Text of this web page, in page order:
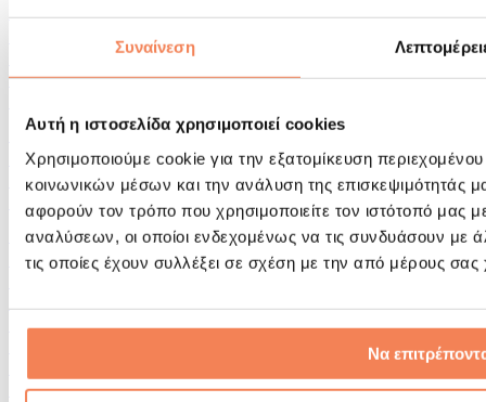
Συναίνεση
Αυτή η ιστοσελίδα χρησιμοποιεί cookies
Χρησιμοποιούμε cookie για την εξατομίκευση
κοινωνικών μέσων και την ανάλυση της επισκεψιμότητάς
αφορούν τον τρόπο που χρησιμοποιείτε τον ιστότοπό μας
αναλύσεων, οι οποίοι ενδεχομένως να τις συνδυάσουν με
τις οποίες έχουν συλλέξει σε σχέση με την από μέρους
Να
Βοηθήματα- αποκατάστασης
Πιστόλια μασάζ
Εργαλεία μασάζ
Κύλινδροι Αφρού & Εξοπλισμός Μασάζ
Τσάντες & σακίδια πλάτης
Τσάντες τροφίμων & αξεσουάρ
Σάκοι Γυμναστικής
Σακίδια πλάτης
Αξεσουάρ με βάση τη δραστηριότητα
Tρέξιμο
Γιόγκα & Πιλάτες
Πεζοπορία